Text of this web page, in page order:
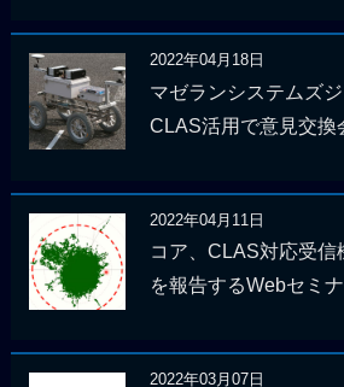
2022年04月18日
マゼランシステムズ
CLAS活用で意見交換
2022年04月11日
コア、CLAS対応受信
を報告するWebセミ
2022年03月07日